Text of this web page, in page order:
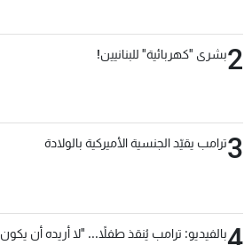
2بشرى "كهربائية" للبنانيين!
3ترامب يقيّد الجنسية الأميركية بالولادة
بالفيديو: ترامب يُنقذ طفلاً... "لا أريده أن يكون